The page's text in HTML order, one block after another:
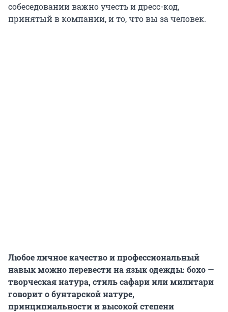
собеседовании важно учесть и дресс-код,
принятый в компании, и то, что вы за человек.
Любое личное качество и профессиональный
навык можно перевести на язык одежды: бохо —
творческая натура, стиль сафари или милитари
говорит о бунтарской натуре,
принципиальности и высокой степени